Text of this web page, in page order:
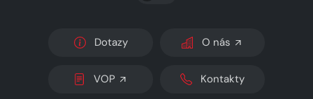
Dotazy O nás
VOP Kontakty